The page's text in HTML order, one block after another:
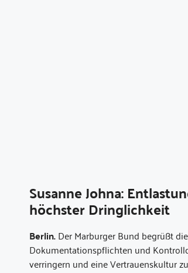
Susanne Johna:
höchster Dringlichkeit
Berlin.Der Marburger Bund begrüßt
Dokumentationspflichten und
verringern und eine Vertrauenskultur